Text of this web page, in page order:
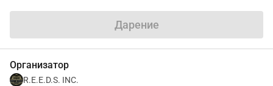
Дарение
Организатор
R.E.E.D.S. INC.